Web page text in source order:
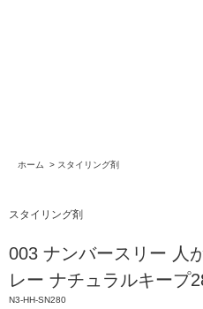
ホーム > スタイリング剤
スタイリング剤
003 ナンバースリー 人
レー ナチュラルキープ
N3-HH-SN280